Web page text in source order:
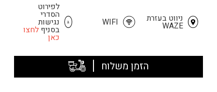
ניווט בעזרת
WAZE
WIFI
לפירוט
הסדרי
נגישות
בסניףלחצו
כאן
הזמן משלוח